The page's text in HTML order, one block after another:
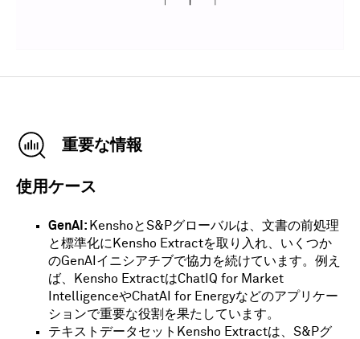
重要な情報
使用ケース
GenAI: KenshoとS&Pグローバルは、文書の前処理
と標準化にKensho Extractを取り入れ、いくつか
のGenAIイニシアチブで協力を続けています。例え
ば、Kensho ExtractはChatIQ for Market
IntelligenceやChatAI for Energyなどのアプリケー
ションで重要な役割を果たしています。
テキストデータセット Kensho Extractは、S&Pグ